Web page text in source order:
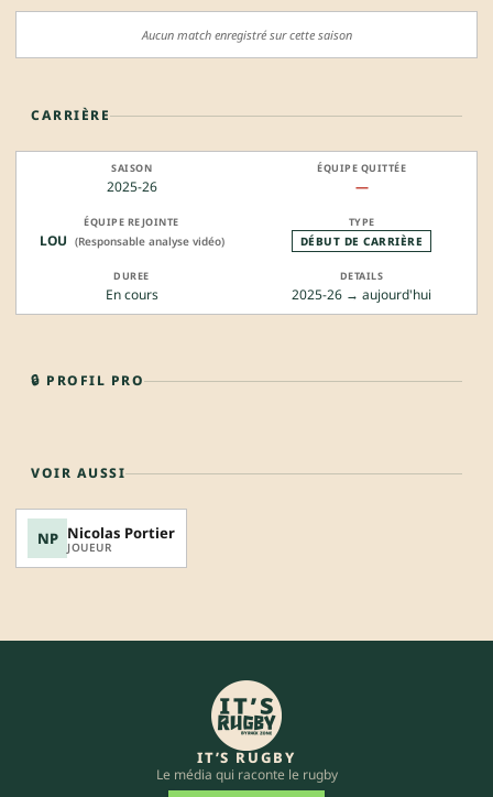
Aucun match enregistré sur cette saison
CARRIÈRE
2025-26 —
LOU (Responsable analyse vidéo) DÉBUT DE CARRIÈRE
En cours 2025-26 → aujourd'hui
🔒 PROFIL PRO
VOIR AUSSI
NP Nicolas Portier
JOUEUR
IT’S RUGBY
Le média qui raconte le rugby